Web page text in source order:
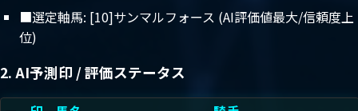
■選定軸馬: [10]サンマルフォース (AI評価値最大/信頼度上
位)
2. AI予測印 / 評価ステータス